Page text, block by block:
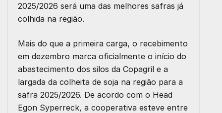
2025/2026 será uma das melhores safras já
colhida na região.
Mais do que a primeira carga, o recebimento
em dezembro marca oficialmente o início do
abastecimento dos silos da Copagril e a
largada da colheita de soja na região para a
safra 2025/2026. De acordo com o Head
Egon Syperreck, a cooperativa esteve entre